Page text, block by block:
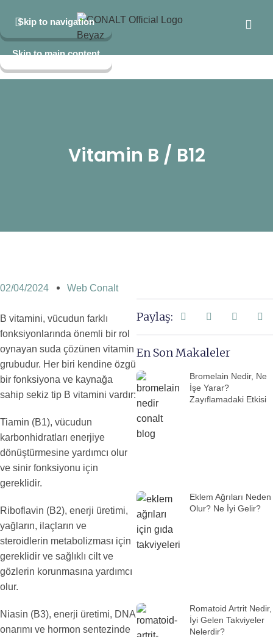
Skip to navigation
Skip to main content
Vitamin B / B12
02/04/2024 Web Conalt
B vitamini, vücudun farklı
fonksiyonlarında önemli bir rol
oynayan suda çözünen vitamin
grubudur. Her biri kendine özgü
bir fonksiyona ve kaynağa
sahip sekiz tip B vitamini vardır:
Tiamin (B1), vücudun
karbonhidratları enerjiye
dönüştürmesine yardımcı olur
ve sinir fonksiyonu için
gereklidir.
Riboflavin (B2), enerji üretimi,
yağların, ilaçların ve
steroidlerin metabolizması için
gereklidir ve sağlıklı cilt ve
gözlerin korunmasına yardımcı
olur.
Niasin (B3), enerji üretimi, DNA
onarımı ve hormon sentezinde
Paylaş:
En Son Makaleler
Bromelain Nedir, Ne
İşe Yarar?
Zayıflamadaki Etkisi
Eklem Ağrıları Neden
Olur? Ne İyi Gelir?
Romatoid Artrit Nedir,
İyi Gelen Takviyeler
Nelerdir?